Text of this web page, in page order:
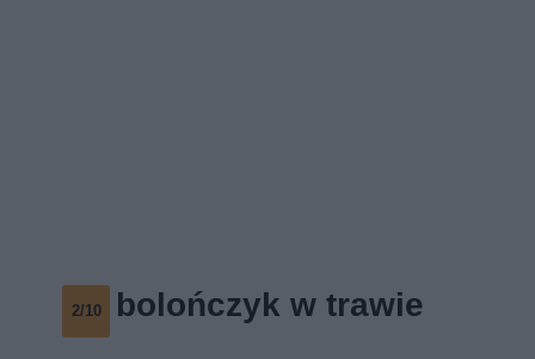
2/10 bolończyk w trawie